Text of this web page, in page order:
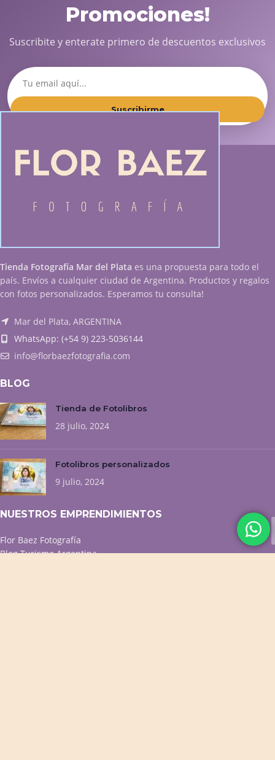
Promociones!
Suscribite y enterate primero de descuentos exclusivos
Suscribirme
Tienda Fotografía Mar del Plata es una propuesta para todo el
país. Envíos a cualquier ciudad de Argentina. Productos y regalos
con fotos personalizados. Esperamos tu consulta!
Mar del Plata, ARGENTINA
WhatsApp: (+54 9) 223-5036144
info@florbaezfotografia.com
BLOG
Tienda de Fotolibros
28 julio, 2024
Fotolibros personalizados
9 julio, 2024
NUESTROS EMPRENDIMIENTOS
Flor Baez Fotografía
Blog Turismo Argentina